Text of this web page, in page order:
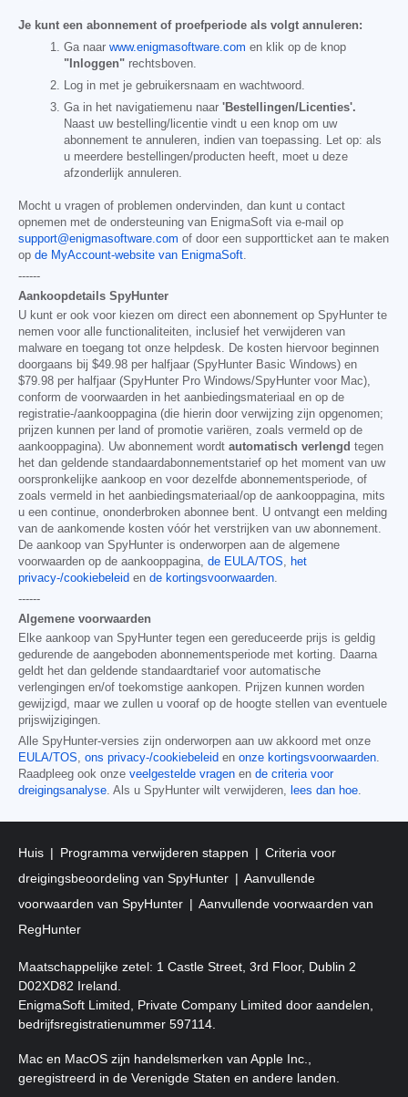
Je kunt een abonnement of proefperiode als volgt annuleren:
Ga naar www.enigmasoftware.com en klik op de knop
"Inloggen" rechtsboven.
Log in met je gebruikersnaam en wachtwoord.
Ga in het navigatiemenu naar 'Bestellingen/Licenties'.
Naast uw bestelling/licentie vindt u een knop om uw
abonnement te annuleren, indien van toepassing. Let op: als
u meerdere bestellingen/producten heeft, moet u deze
afzonderlijk annuleren.
Mocht u vragen of problemen ondervinden, dan kunt u contact
opnemen met de ondersteuning van EnigmaSoft via e-mail op
support@enigmasoftware.com of door een supportticket aan te maken
op de MyAccount-website van EnigmaSoft.
------
Aankoopdetails SpyHunter
U kunt er ook voor kiezen om direct een abonnement op SpyHunter te
nemen voor alle functionaliteiten, inclusief het verwijderen van
malware en toegang tot onze helpdesk. De kosten hiervoor beginnen
doorgaans bij $49.98 per halfjaar (SpyHunter Basic Windows) en
$79.98 per halfjaar (SpyHunter Pro Windows/SpyHunter voor Mac),
conform de voorwaarden in het aanbiedingsmateriaal en op de
registratie-/aankooppagina (die hierin door verwijzing zijn opgenomen;
prijzen kunnen per land of promotie variëren, zoals vermeld op de
aankooppagina). Uw abonnement wordt automatisch verlengd tegen
het dan geldende standaardabonnementstarief op het moment van uw
oorspronkelijke aankoop en voor dezelfde abonnementsperiode, of
zoals vermeld in het aanbiedingsmateriaal/op de aankooppagina, mits
u een continue, ononderbroken abonnee bent. U ontvangt een melding
van de aankomende kosten vóór het verstrijken van uw abonnement.
De aankoop van SpyHunter is onderworpen aan de algemene
voorwaarden op de aankooppagina, de EULA/TOS, het
privacy-/cookiebeleid en de kortingsvoorwaarden.
------
Algemene voorwaarden
Elke aankoop van SpyHunter tegen een gereduceerde prijs is geldig
gedurende de aangeboden abonnementsperiode met korting. Daarna
geldt het dan geldende standaardtarief voor automatische
verlengingen en/of toekomstige aankopen. Prijzen kunnen worden
gewijzigd, maar we zullen u vooraf op de hoogte stellen van eventuele
prijswijzigingen.
Alle SpyHunter-versies zijn onderworpen aan uw akkoord met onze
EULA/TOS, ons privacy-/cookiebeleid en onze kortingsvoorwaarden.
Raadpleeg ook onze veelgestelde vragen en de criteria voor
dreigingsanalyse. Als u SpyHunter wilt verwijderen, lees dan hoe.
Huis Programma verwijderen stappen
Criteria voor
dreigingsbeoordeling van SpyHunter
Aanvullende
voorwaarden van SpyHunter
Aanvullende voorwaarden van
RegHunter
Maatschappelijke zetel: 1 Castle Street, 3rd Floor, Dublin 2
D02XD82 Ireland.
EnigmaSoft Limited, Private Company Limited door aandelen,
bedrijfsregistratienummer 597114.
Mac en MacOS zijn handelsmerken van Apple Inc.,
geregistreerd in de Verenigde Staten en andere landen.